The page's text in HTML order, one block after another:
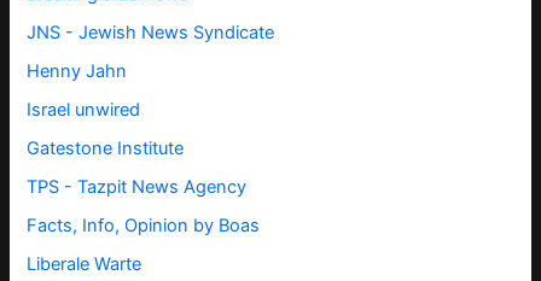
JNS - Jewish News Syndicate
Henny Jahn
Israel unwired
Gatestone Institute
TPS -Tazpit News Agency
Facts, Info, Opinion by Boas
Liberale Warte